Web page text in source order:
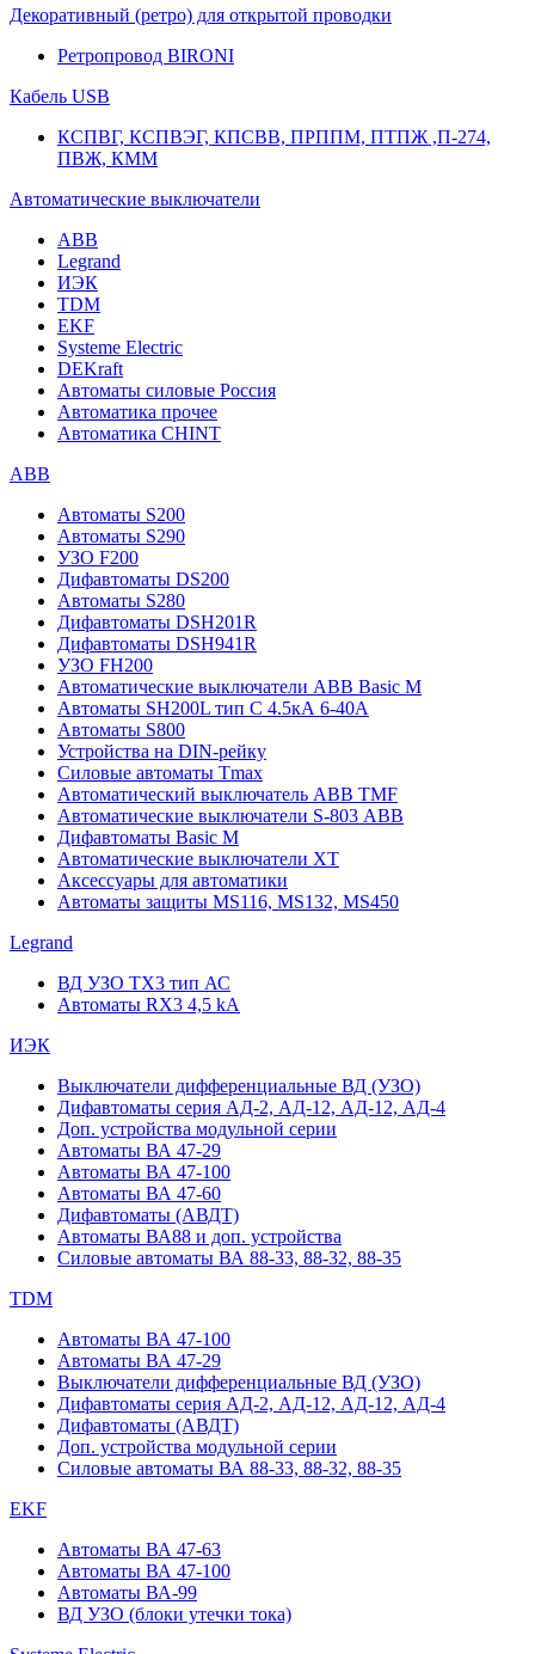
Декоративный (ретро) для открытой проводки
Ретропровод BIRONI
Кабель USB
КСПВГ, КСПВЭГ, КПСВВ, ПРППМ, ПТПЖ ,П-274,
ПВЖ, КММ
Автоматические выключатели
ABB
Legrand
ИЭК
TDM
EKF
Systeme Electric
DEKraft
Автоматы силовые Россия
Автоматика прочее
Автоматика CHINT
ABB
Автоматы S200
Автоматы S290
УЗО F200
Дифавтоматы DS200
Автоматы S280
Дифавтоматы DSH201R
Дифавтоматы DSH941R
УЗО FH200
Автоматические выключатели ABB Basic M
Автоматы SH200L тип С 4.5кА 6-40А
Автоматы S800
Устройства на DIN-рейку
Силовые автоматы Tmax
Автоматический выключатель ABB TMF
Автоматические выключатели S-803 АВВ
Дифавтоматы Basic M
Автоматические выключатели XT
Аксессуары для автоматики
Автоматы защиты MS116, MS132, MS450
Legrand
ВД УЗО TX3 тип АС
Автоматы RX3 4,5 kA
ИЭК
Выключатели дифференциальные ВД (УЗО)
Дифавтоматы серия АД-2, АД-12, АД-12, АД-4
Доп. устройства модульной серии
Автоматы ВА 47-29
Автоматы ВА 47-100
Автоматы ВА 47-60
Дифавтоматы (АВДТ)
Автоматы ВА88 и доп. устройства
Силовые автоматы ВА 88-33, 88-32, 88-35
TDM
Автоматы ВА 47-100
Автоматы ВА 47-29
Выключатели дифференциальные ВД (УЗО)
Дифавтоматы серия АД-2, АД-12, АД-12, АД-4
Дифавтоматы (АВДТ)
Доп. устройства модульной серии
Силовые автоматы ВА 88-33, 88-32, 88-35
EKF
Автоматы ВА 47-63
Автоматы ВА 47-100
Автоматы ВА-99
ВД УЗО (блоки утечки тока)